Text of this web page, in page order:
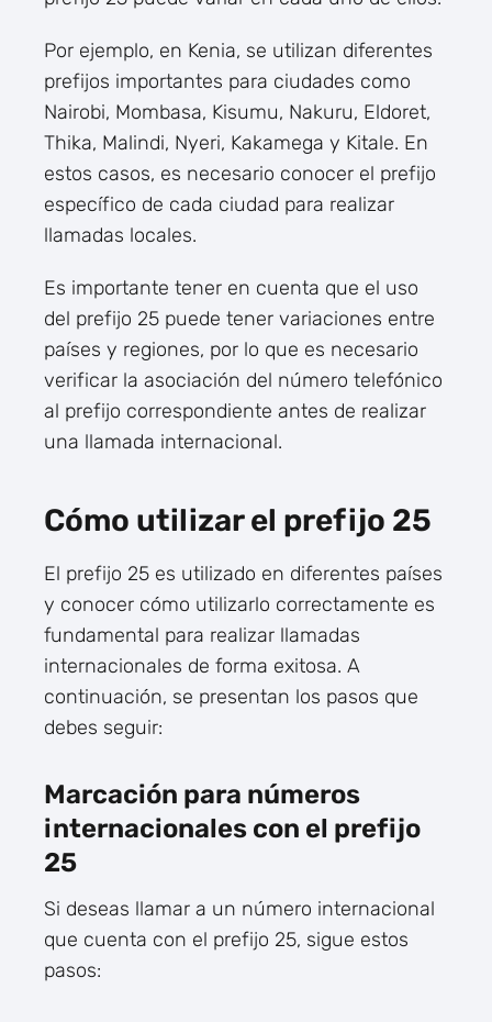
Por ejemplo, en Kenia, se utilizan diferentes
prefijos importantes para ciudades como
Nairobi, Mombasa, Kisumu, Nakuru, Eldoret,
Thika, Malindi, Nyeri, Kakamega y Kitale. En
estos casos, es necesario conocer el prefijo
específico de cada ciudad para realizar
llamadas locales.
Es importante tener en cuenta que el uso
del prefijo 25 puede tener variaciones entre
países y regiones, por lo que es necesario
verificar la asociación del número telefónico
al prefijo correspondiente antes de realizar
una llamada internacional.
Cómo utilizar el prefijo 25
El prefijo 25 es utilizado en diferentes países
y conocer cómo utilizarlo correctamente es
fundamental para realizar llamadas
internacionales de forma exitosa. A
continuación, se presentan los pasos que
debes seguir:
Marcación para números
internacionales con el prefijo
25
Si deseas llamar a un número internacional
que cuenta con el prefijo 25, sigue estos
pasos: